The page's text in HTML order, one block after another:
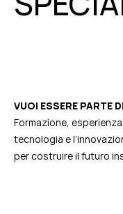
VUOI ESSERE PARTE
Formazione,
tecnologia e
per costruire il futuro